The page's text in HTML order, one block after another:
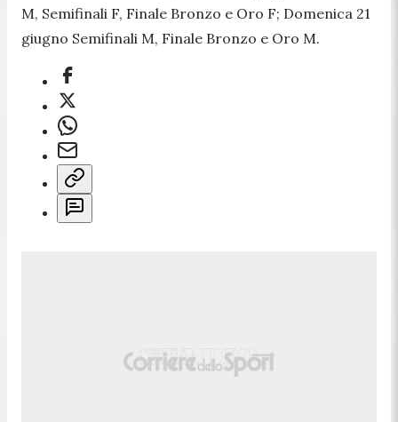
M, Semifinali F, Finale Bronzo e Oro F; Domenica 21
giugno Semifinali M, Finale Bronzo e Oro M.